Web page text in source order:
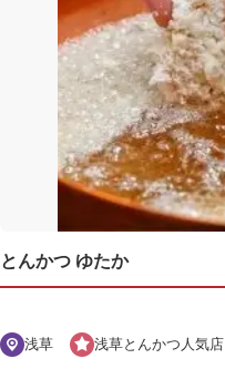
とんかつ ゆたか
浅草 浅草とんかつ人気店